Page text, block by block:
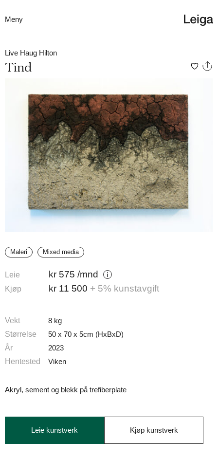
Meny
Live Haug Hilton
Tind
Maleri Mixed media
Leie kr 575 /mnd
Kjøp kr 11 500 + 5% kunstavgift
Vekt
8 kg
Størrelse
50 x 70 x 5cm (HxBxD)
År
2023
Hentested
Viken
Akryl, sement og blekk på trefiberplate
Leie kunstverk Kjøp kunstverk